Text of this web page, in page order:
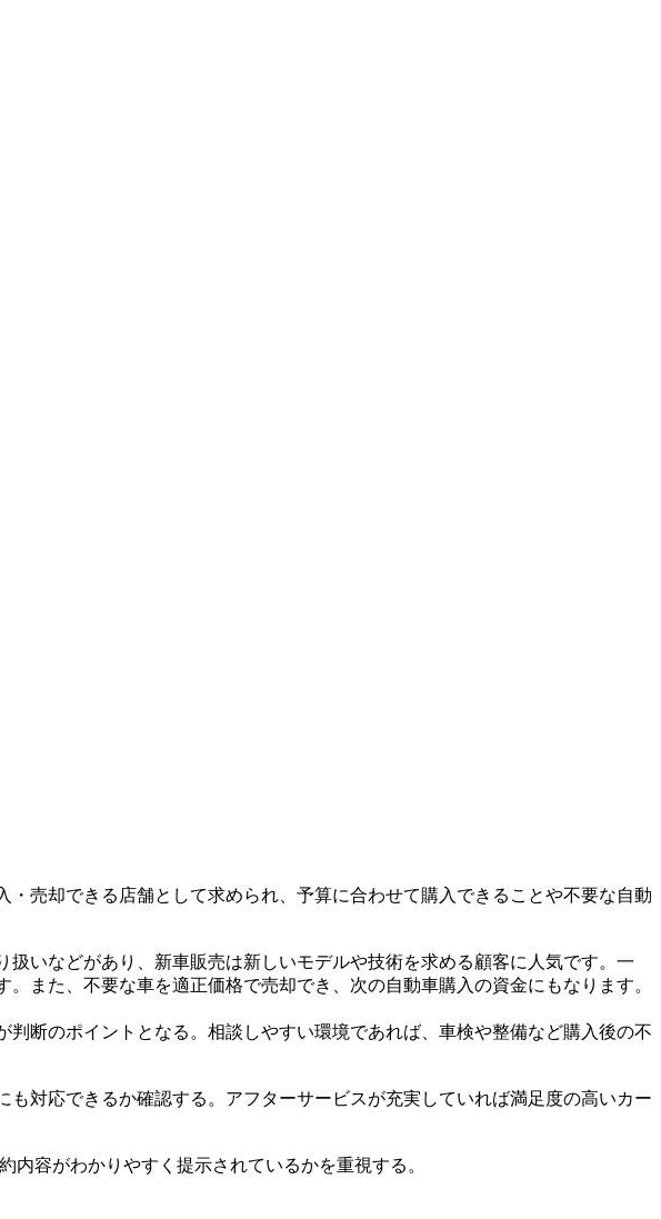
売却できる店舗として求められ、予算に合わせて購入できることや不要な自動
いなどがあり、新車販売は新しいモデルや技術を求める顧客に人気です。一
また、不要な車を適正価格で売却でき、次の自動車購入の資金にもなります。
断のポイントとなる。相談しやすい環境であれば、車検や整備など購入後の不
対応できるか確認する。アフターサービスが充実していれば満足度の高いカー
容がわかりやすく提示されているかを重視する。